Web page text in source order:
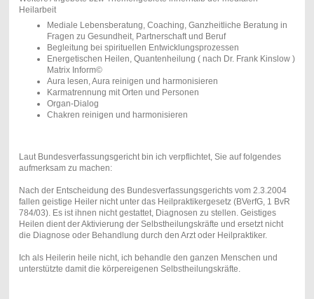
Heilarbeit
Mediale Lebensberatung, Coaching, Ganzheitliche Beratung in
Fragen zu Gesundheit, Partnerschaft und Beruf
Begleitung bei spirituellen Entwicklungsprozessen
Energetischen Heilen, Quantenheilung ( nach Dr. Frank Kinslow )
Matrix Inform©
Aura lesen, Aura reinigen und harmonisieren
Karmatrennung mit Orten und Personen
Organ-Dialog
Chakren reinigen und harmonisieren
Laut Bundesverfassungsgericht bin ich verpflichtet, Sie auf folgendes
aufmerksam zu machen:
Nach der Entscheidung des Bundesverfassungsgerichts vom 2.3.2004
fallen geistige Heiler nicht unter das Heilpraktikergesetz (BVerfG, 1 BvR
784/03). Es ist ihnen nicht gestattet, Diagnosen zu stellen. Geistiges
Heilen dient der Aktivierung der Selbstheilungskräfte und ersetzt nicht
die Diagnose oder Behandlung durch den Arzt oder Heilpraktiker.
Ich als Heilerin heile nicht, ich behandle den ganzen Menschen und
unterstützte damit die körpereigenen Selbstheilungskräfte.